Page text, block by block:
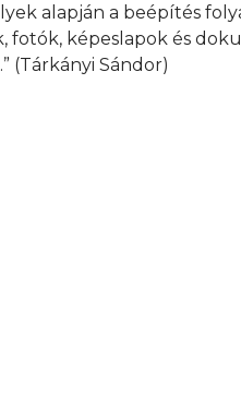
alapján a beépítés
fotók, képeslapok és
(Tárkányi Sándor)